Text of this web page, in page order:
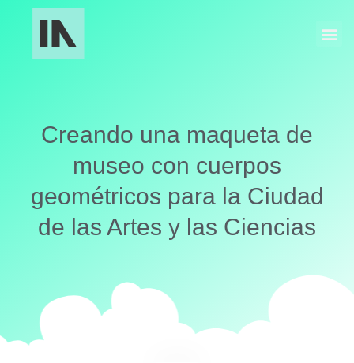
Creando una maqueta de
museo con cuerpos
geométricos para la Ciudad
de las Artes y las Ciencias